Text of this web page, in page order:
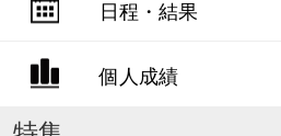
日程・結果
個人成績